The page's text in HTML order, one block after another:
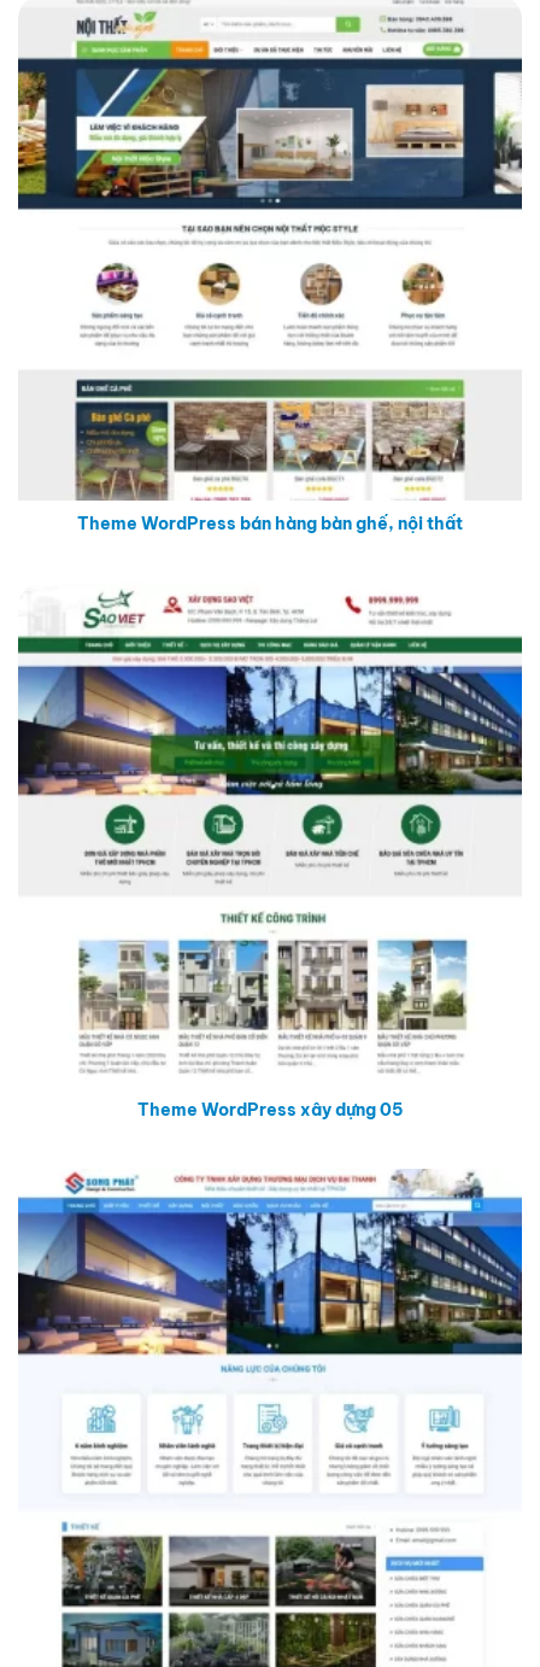
Theme WordPress bán hàng bàn ghế, nội thất
Theme WordPress xây dựng 05